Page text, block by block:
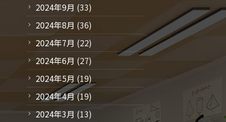
2024年9月 (33)
2024年8月 (36)
2024年7月 (22)
2024年6月 (27)
2024年5月 (19)
2024年4月(19)
2024年3月 (13)